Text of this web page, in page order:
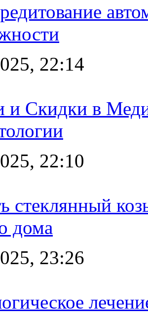
22:14
и Скидки в
22:10
стеклянный
дома
23:26